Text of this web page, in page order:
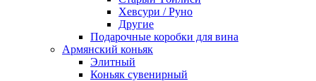
Хевсури / Руно
Другие
Подарочные коробки для вина
Армянский коньяк
Элитный
Коньяк сувенирный